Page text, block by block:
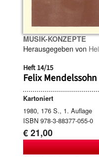
MUSIK-KONZEPTE
Herausgegeben von
Heft 14/15
Felix
Kartoniert
1980, 176 S., 1. Auflage
ISBN 978-3-88377-055-0
€ 21,00